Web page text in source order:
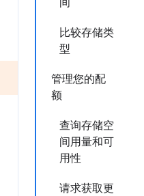
间
比较存储类
型
管理您的配
额
查询存储空
间用量和可
用性
请求获取更